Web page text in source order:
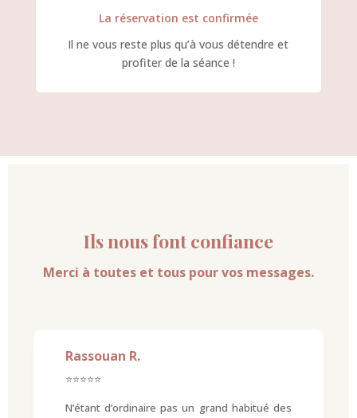
La réservation est confirmée
Il ne vous reste plus qu’à vous détendre et
profiter de la séance !
Ils nous font confiance
Merci à toutes et tous pour vos messages.
Rassouan R.
⭐⭐⭐⭐⭐
N’étant d’ordinaire pas un grand habitué des